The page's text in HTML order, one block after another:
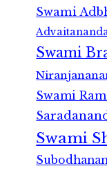
Swami
Swami
Swami
Swami